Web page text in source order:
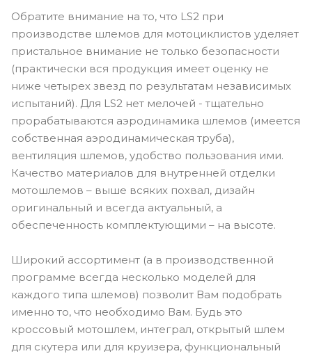
Обратите внимание на то, что LS2 при
производстве шлемов для мотоциклистов уделяет
пристальное внимание не только безопасности
(практически вся продукция имеет оценку не
ниже четырех звезд по результатам независимых
испытаний). Для LS2 нет мелочей - тщательно
прорабатываются аэродинамика шлемов (имеется
собственная аэродинамическая труба),
вентиляция шлемов, удобство пользования ими.
Качество материалов для внутренней отделки
мотошлемов – выше всяких похвал, дизайн
оригинальный и всегда актуальный, а
обеспеченность комплектующими – на высоте.
Широкий ассортимент (а в производственной
программе всегда несколько моделей для
каждого типа шлемов) позволит Вам подобрать
именно то, что необходимо Вам. Будь это
кроссовый мотошлем, интеграл, открытый шлем
для скутера или для круизера, функциональный